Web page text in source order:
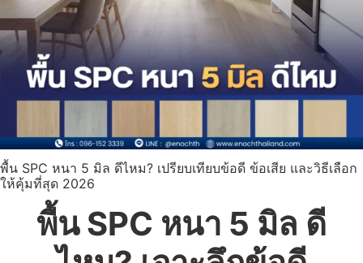
พื้น SPC หนา 5 มิล ดีไหม? เปรียบเทียบข้อดี ข้อเสีย และวิธีเลือก
ให้คุ้มที่สุด 2026
พื้น SPC หนา 5 มิล ดี